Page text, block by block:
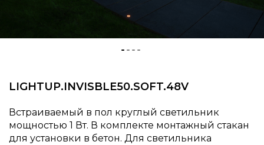
LIGHTUP.INVISBLE50.SOFT.48V
Встраиваемый в пол круглый светильник
мощностью 1 Вт. В комплекте монтажный стакан
для установки в бетон. Для светильника